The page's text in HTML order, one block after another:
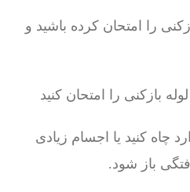
را امتحان کرده باشید و
بازکنی را امتحان کنید
چاه کنید یا اجسام زیادی
باز شود.